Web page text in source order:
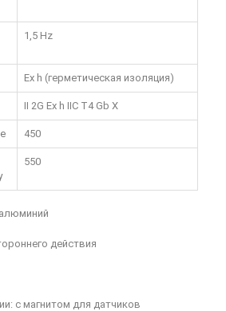
1,5 Hz
Ex h (герметическая изоляция)
II 2G Ex h IIC T4 Gb X
450
550
действия
с магнитом для датчиков